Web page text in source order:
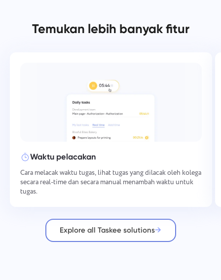
Temukan lebih banyak fitur
Waktu pelacakan
Cara melacak waktu tugas, lihat tugas yang dilacak oleh kolega
secara real-time dan secara manual menambah waktu untuk
tugas.
Explore all Taskee solutions